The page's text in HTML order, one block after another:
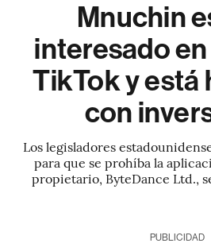
Mnuchin
interesado
TikTok y está
con
Los legisladores
para que se prohíba la
propietario, ByteDance Ltd.,
PUBLICIDAD